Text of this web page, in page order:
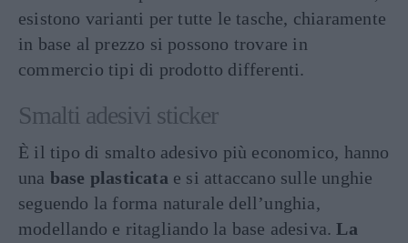
esistono varianti per tutte le tasche, chiaramente
in base al prezzo si possono trovare in
commercio tipi di prodotto differenti.
Smalti adesivi sticker
È il tipo di smalto adesivo più economico, hanno
una base plasticata e si attaccano sulle unghie
seguendo la forma naturale dell’unghia,
modellando e ritagliando la base adesiva.La